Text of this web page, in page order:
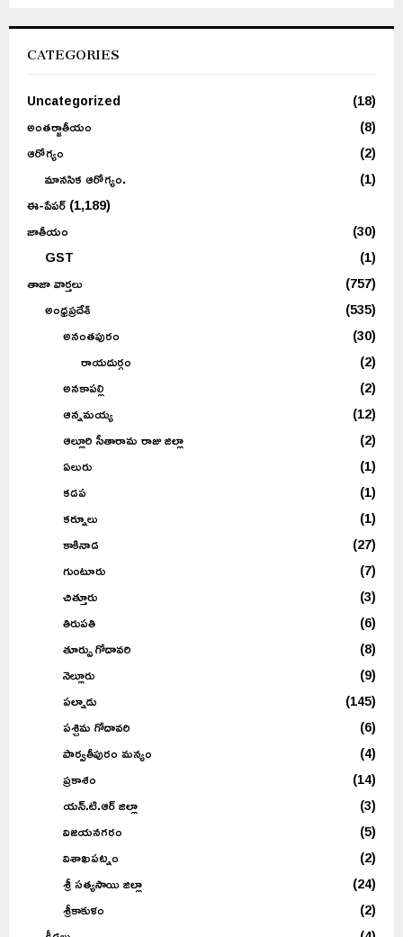
CATEGORIES
Uncategorized
(18)
అంతర్జాతీయం
(8)
ఆరోగ్యం
(2)
మానసిక ఆరోగ్యం.
(1)
ఈ-పేపర్(1,189)
జాతీయం
(30)
GST
(1)
తాజా వార్తలు
(757)
అంధ్రప్రదేశ్
(535)
అనంతపురం
(30)
రాయదుర్గం
(2)
అనకాపల్లి
(2)
ఆన్నమయ్య
(12)
ఆల్లూరి సీతారామ రాజు జిల్లా
(2)
ఏలురు
(1)
కడప
(1)
కర్నూలు
(1)
కాకినాడ
(27)
గుంటూరు
(7)
చిత్తూరు
(3)
తిరుపతి
(6)
తూర్పు గోదావరి
(8)
నెల్లూరు
(9)
పల్నాడు
(145)
పశ్చిమ గోదావరి
(6)
పార్వతీపురం మన్యం
(4)
ప్రకాశం
(14)
యన్.టి.ఆర్ జిల్లా
(3)
విజయనగరం
(5)
విశాఖపట్నం
(2)
శ్రీ సత్యసాయి జిల్లా
(24)
శ్రీకాకుళం
(2)